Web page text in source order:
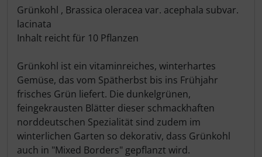
Produktbeschreibung
Grünkohl , Brassica oleracea var. acephala subvar.
lacinata
Inhalt reicht für 10 Pflanzen
Grünkohl ist ein vitaminreiches, winterhartes
Gemüse, das vom Spätherbst bis ins Frühjahr
frisches Grün liefert. Die dunkelgrünen,
feingekrausten Blätter dieser schmackhaften
norddeutschen Spezialität sind zudem im
winterlichen Garten so dekorativ, dass Grünkohl
auch in "Mixed Borders" gepflanzt wird.